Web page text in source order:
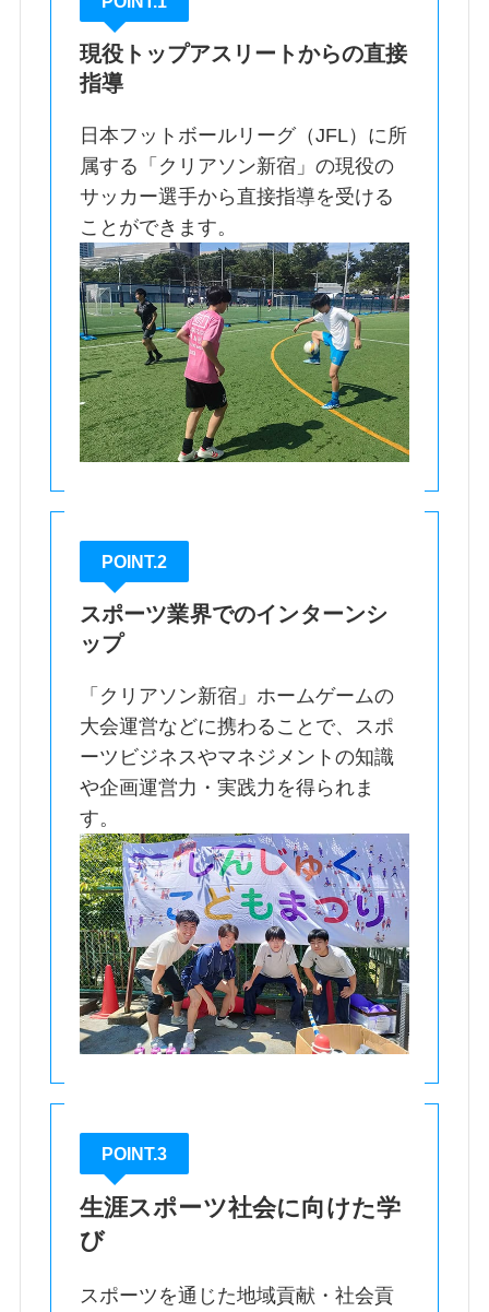
現役トップアスリートからの直接
指導
日本フットボールリーグ（JFL）に所
属する「クリアソン新宿」の現役の
サッカー選手から直接指導を受ける
ことができます。
POINT.2
スポーツ業界でのインターンシ
ップ
「クリアソン新宿」ホームゲームの
大会運営などに携わることで、スポ
ーツビジネスやマネジメントの知識
や企画運営力・実践力を得られま
す。
POINT.3
生涯スポーツ社会に向けた学
び
スポーツを通じた地域貢献・社会貢